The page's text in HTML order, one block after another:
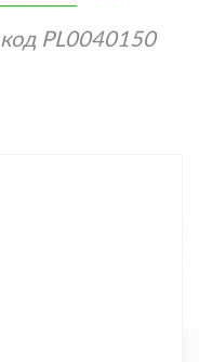
код PL0040150